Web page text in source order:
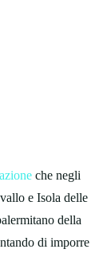
che negli
e Isola delle
della
di imporre